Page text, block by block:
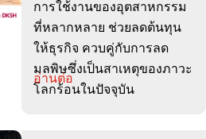
การใช้งานของอุตสาหกรรม
ที่หลากหลาย ช่วยลดต้นทุน
ให้ธุรกิจ ควบคู่กับการลด
มลพิษซึ่งเป็นสาเหตุของภาวะ
โลกร้อนในปัจจุบัน
อ่านต่อ